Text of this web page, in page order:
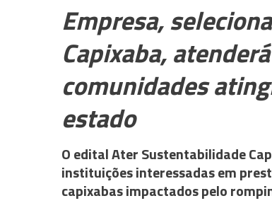
Empresa,
Capixaba,
comunidades
estado
O edital Ater Sustentabilidade
instituições interessadas em
capixabas impactados pelo